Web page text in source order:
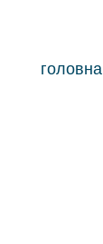
головна